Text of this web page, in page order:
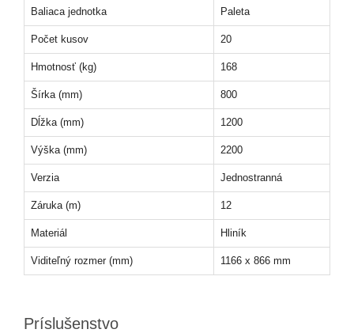
Baliaca jednotka Paleta
Počet kusov 20
Hmotnosť (kg) 168
Šírka (mm) 800
Dĺžka (mm) 1200
Výška (mm) 2200
Verzia Jednostranná
Záruka (m) 12
Materiál Hliník
Viditeľný rozmer (mm) 1166 x 866 mm
Príslušenstvo